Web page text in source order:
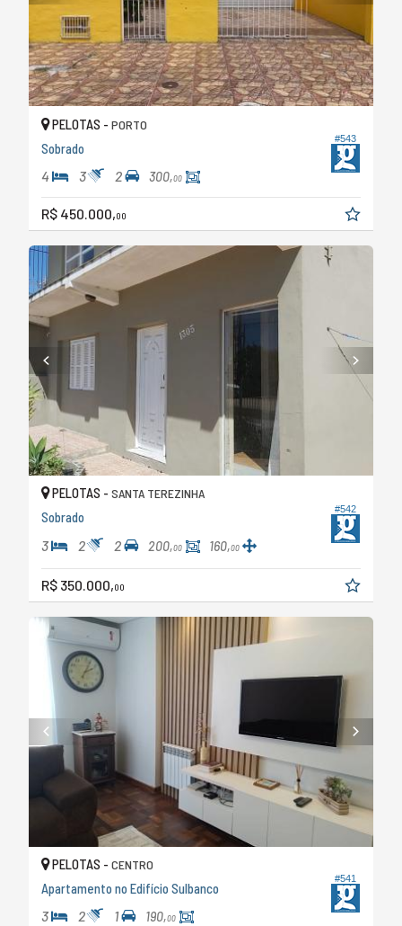
#543
PELOTAS - PORTO
Sobrado
4 3 2 300,00
R$ 450.000,00
#542
PELOTAS - SANTA TEREZINHA
Sobrado
3 2 2 200,00 160,00
R$ 350.000,00
#541
PELOTAS - CENTRO
Apartamento no Edifício Sulbanco
3 2 1 190,00